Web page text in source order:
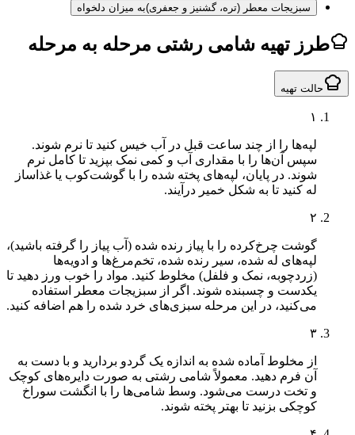
سبزیجات معطر (تره، گشنیز و جعفری)به میزان دلخواه
تهیه شامی رشتی مرحله به مرحله
تهیه
لپه‌ها را از چند ساعت قبل در آب خیس کنید تا نرم شوند.
سپس آن‌ها را با مقداری آب و کمی نمک بپزید تا کامل نرم
شوند. در پایان، لپه‌های پخته شده را با گوشت‌کوب یا غذاساز
له کنید تا به شکل خمیر درآیند.
گوشت چرخ‌کرده را با پیاز رنده شده (آب پیاز را گرفته باشید)،
لپه‌های له شده، سیر رنده شده، تخم‌مرغ‌ها و ادویه‌ها
(زردچوبه، نمک و فلفل) مخلوط کنید. مواد را خوب ورز دهید تا
یکدست و چسبنده شوند. اگر از سبزیجات معطر استفاده
می‌کنید، در این مرحله سبزی‌های خرد شده را هم اضافه کنید.
از مخلوط آماده شده به اندازه یک گردو بردارید و با دست به
آن فرم دهید. معمولاً شامی رشتی به صورت دایره‌های کوچک
و تخت درست می‌شود. وسط شامی‌ها را با انگشت سوراخ
کوچکی بزنید تا بهتر پخته شوند.